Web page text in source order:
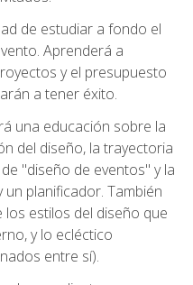
de estudiar a fondo el
Aprenderá a
y el presupuesto
a tener éxito.
una educación sobre la
del diseño, la trayectoria
"diseño de eventos" y la
planificador. También
estilos del diseño que
y lo ecléctico
entre sí).